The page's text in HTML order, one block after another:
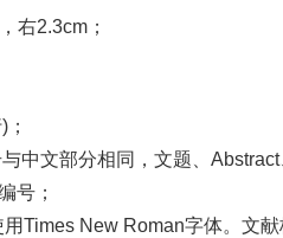
右2.3cm；
) ；
中文部分相同，文题、Abstract
号；
用Times New Roman字体。文